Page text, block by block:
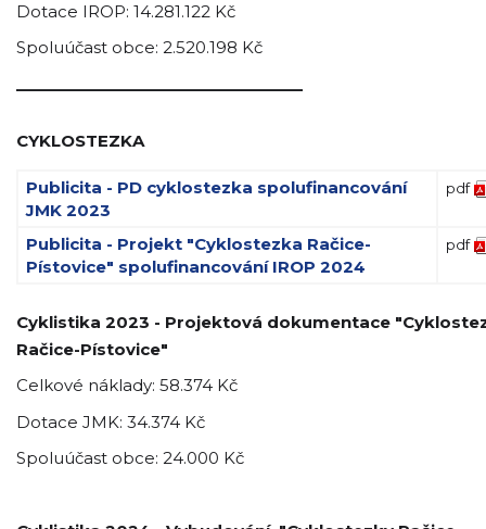
Dotace IROP: 14.281.122 Kč
Spoluúčast obce: 2.520.198 Kč
CYKLOSTEZKA
Publicita - PD cyklostezka spolufinancování
JMK 2023
pdf
Publicita - Projekt "Cyklostezka Račice-
Pístovice" spolufinancování IROP 2024
pdf
Cyklistika 2023 - Projektová dokumentace
Račice-Pístovice"
Celkové náklady: 58.374 Kč
Dotace JMK: 34.374 Kč
Spoluúčast obce: 24.000 Kč